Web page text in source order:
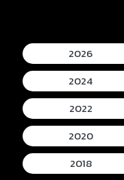
2026
2024
2022
2020
2018